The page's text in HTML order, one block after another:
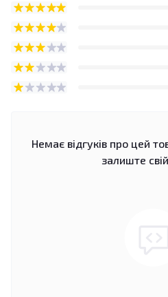
Немає відгуків про цей
залиште свій